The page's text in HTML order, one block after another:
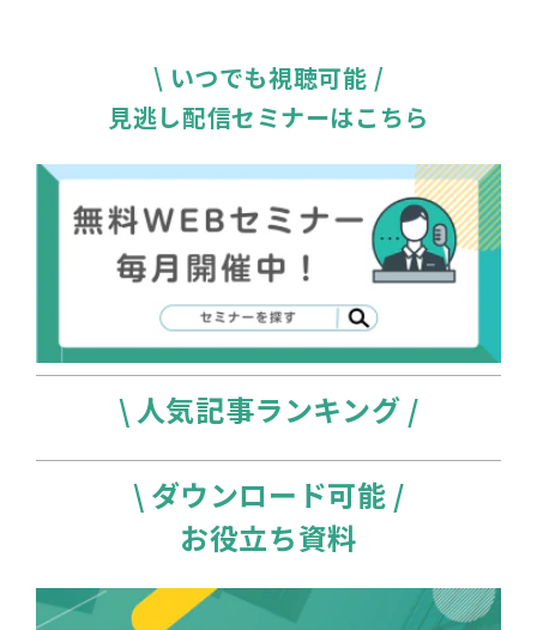
\ いつでも視聴可能 /
見逃し配信セミナーはこちら
\ 人気記事ランキング /
\ ダウンロード可能 /
お役立ち資料